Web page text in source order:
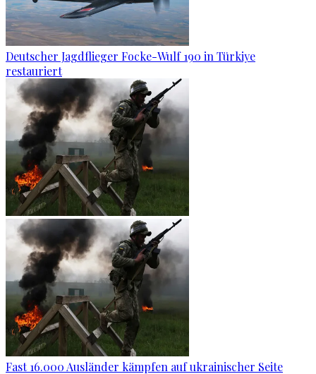
Deutscher Jagdflieger Focke-Wulf 190 in Türkiye
restauriert
Fast 16.000 Ausländer kämpfen auf ukrainischer Seite